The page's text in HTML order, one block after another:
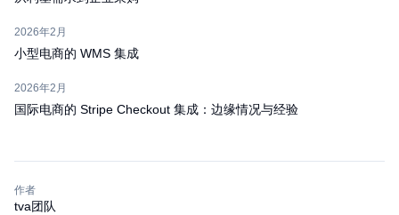
2026年2月
小型电商的 WMS 集成
2026年2月
国际电商的 Stripe Checkout 集成：边缘情况与经验
作者
tva团队